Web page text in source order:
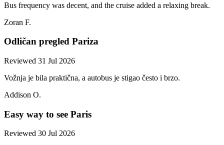
Bus frequency was decent, and the cruise added a relaxing break.
Zoran F.
Odličan pregled Pariza
Reviewed 31 Jul 2026
Vožnja je bila praktična, a autobus je stigao često i brzo.
Addison O.
Easy way to see Paris
Reviewed 30 Jul 2026